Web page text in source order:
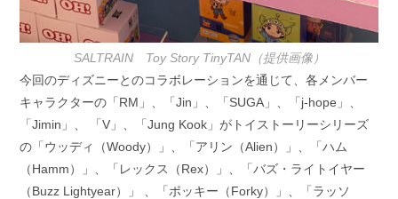
SALTRAIN Toy Story TinyTAN（提供画像）
今回のディズニーとのコラボレーションを通じて、各メンバー
キャラクターの「RM」、「Jin」、「SUGA」、「j-hope」、
「Jimin」、 「V」、「Jung Kook」がトイストーリーシリーズ
の「ウッディ（Woody）」、「アリン（Alien）」、「ハム
（Hamm）」、「レックス（Rex）」、「バズ・ライトイヤー
（Buzz Lightyear）」 、「ポッキー（Forky）」、「ラッソ